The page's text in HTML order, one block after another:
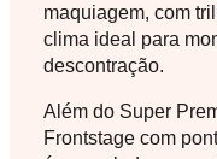
maquiagem, com
clima ideal para
descontração.
Além do Super
Frontstage com